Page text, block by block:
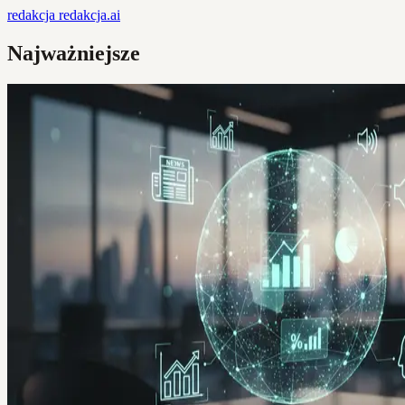
redakcja redakcja.ai
Najważniejsze